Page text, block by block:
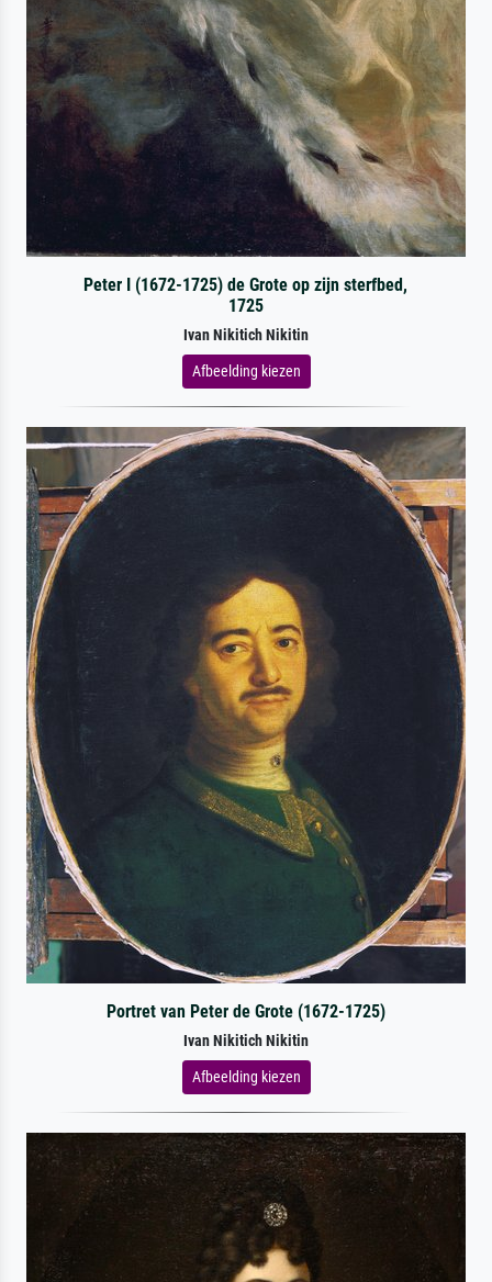
Peter I (1672-1725) de Grote op zijn sterfbed,
1725
Ivan Nikitich Nikitin
Afbeelding kiezen
Portret van Peter de Grote (1672-1725)
Ivan Nikitich Nikitin
Afbeelding kiezen